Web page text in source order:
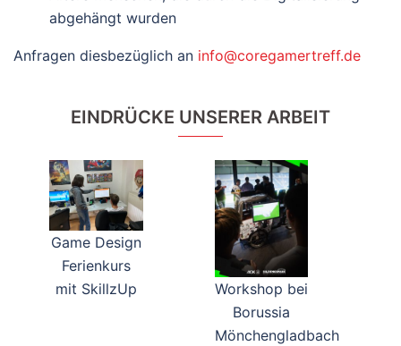
abgehängt wurden
Anfragen diesbezüglich an info@coregamertreff.de
EINDRÜCKE UNSERER ARBEIT
Game Design
Ferienkurs
mit SkillzUp
Workshop bei
Borussia
Mönchengladbach